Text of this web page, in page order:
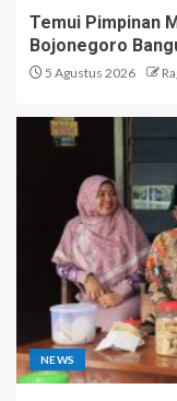
Temui Pimpinan
Bojonegoro
5 Agustus 2026
NEWS